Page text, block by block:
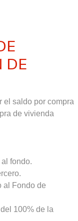
DE
el saldo por compra
de vivienda
fondo.
al Fondo de
100% de la